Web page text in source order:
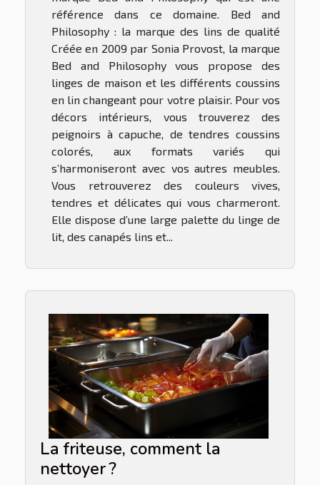
référence dans ce domaine. Bed and
Philosophy : la marque des lins de qualité
Créée en 2009 par Sonia Provost, la marque
Bed and Philosophy vous propose des
linges de maison et les différents coussins
en lin changeant pour votre plaisir. Pour vos
décors intérieurs, vous trouverez des
peignoirs à capuche, de tendres coussins
colorés, aux formats variés qui
s’harmoniseront avec vos autres meubles.
Vous retrouverez des couleurs vives,
tendres et délicates qui vous charmeront.
Elle dispose d’une large palette du linge de
lit, des canapés lins et...
La friteuse, comment la
nettoyer ?